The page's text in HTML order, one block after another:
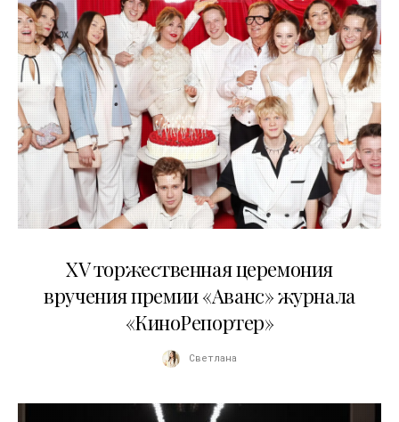
XV торжественная церемония
вручения премии «Аванс» журнала
«КиноРепортер»
Светлана